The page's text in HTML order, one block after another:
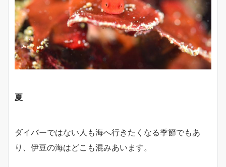
夏
ダイバーではない人も海へ行きたくなる季節でもあ
り、伊豆の海はどこも混みあいます。